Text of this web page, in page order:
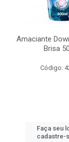
Amaciante
Brisa
Código:
Faça seu
cadastre-